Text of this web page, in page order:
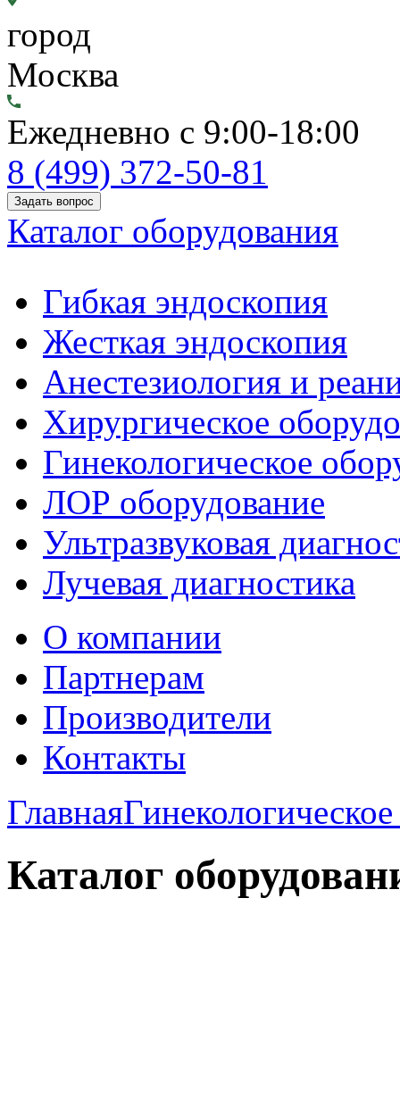
город
Москва
Ежедневно с 9:00-18:00
8 (499) 372-50-81
Задать вопрос
Каталог оборудования
Гибкая эндоскопия
Жесткая эндоскопия
Анестезиология и
Хирургическое
Гинекологическое
ЛОР оборудование
Ультразвуковая
Лучевая диагностика
О компании
Партнерам
Производители
Контакты
Главная
Каталог